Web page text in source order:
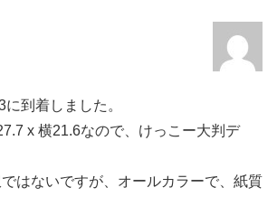
到着しました。
x 横21.6なので、けっこー大判デ
はないですが、オールカラーで、紙質